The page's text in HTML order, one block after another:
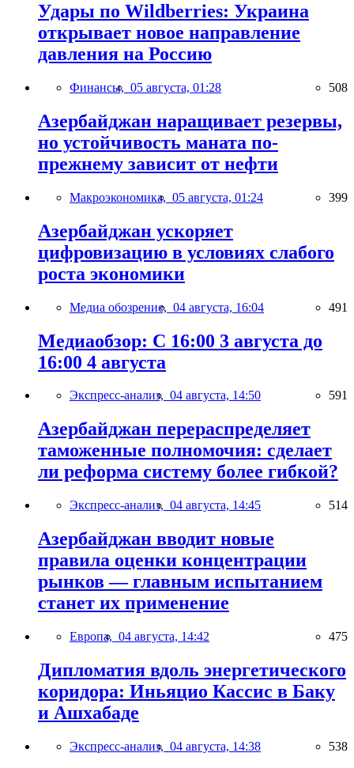
Удары по Wildberries: Украина
открывает новое направление
давления на Россию
Финансы, 05 августа, 01:28 508
Азербайджан наращивает резервы,
но устойчивость маната по-
прежнему зависит от нефти
Макроэкономика, 05 августа, 01:24 399
Азербайджан ускоряет
цифровизацию в условиях слабого
роста экономики
Медиа обозрение, 04 августа, 16:04 491
Медиаобзор: С 16:00 3 августа до
16:00 4 августа
Экспресс-анализ, 04 августа, 14:50 591
Азербайджан перераспределяет
таможенные полномочия: сделает
ли реформа систему более гибкой?
Экспресс-анализ, 04 августа, 14:45 514
Азербайджан вводит новые
правила оценки концентрации
рынков — главным испытанием
станет их применение
Европа, 04 августа, 14:42 475
Дипломатия вдоль энергетического
коридора: Иньяцио Кассис в Баку
и Ашхабаде
Экспресс-анализ, 04 августа, 14:38 538